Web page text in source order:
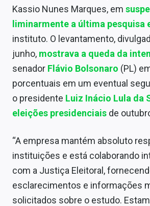
Kassio Nunes Marques, em
liminarmente a última pesquisa
instituto. O levantamento,
junho, mostrava a queda da
senador Flávio Bolsonaro (PL)
porcentuais em um eventual
o presidente Luiz Inácio Lula da
eleições presidenciais de
“A empresa mantém absoluto
instituições e está colaborando
com a Justiça Eleitoral,
esclarecimentos e informações
solicitados sobre o estudo.